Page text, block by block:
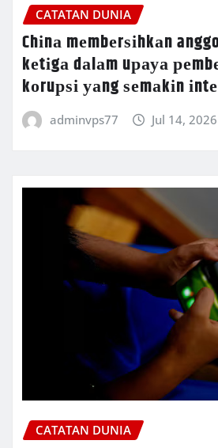
CATATAN DUNIA
Chіnа mеmbеrѕіhkаn
kеtіgа dаlаm uрауа
kоruрѕі уаng ѕеmаkіn
adminvps77 Jul 14, 2026
CATATAN DUNIA